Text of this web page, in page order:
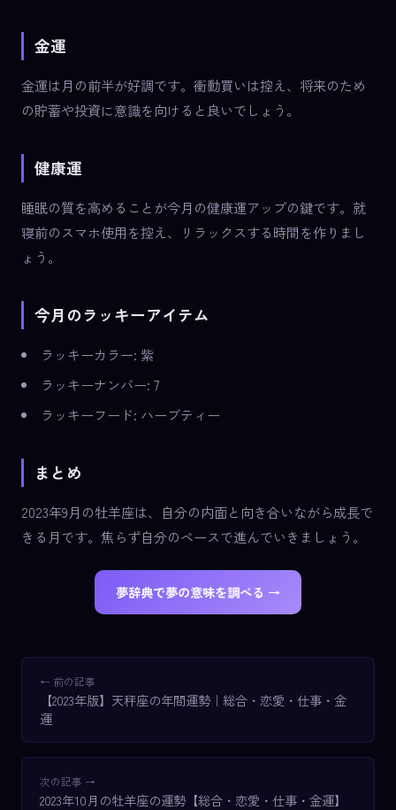
金運
金運は月の前半が好調です。衝動買いは控え、将来のため
の貯蓄や投資に意識を向けると良いでしょう。
健康運
睡眠の質を高めることが今月の健康運アップの鍵です。就
寝前のスマホ使用を控え、リラックスする時間を作りまし
ょう。
今月のラッキーアイテム
ラッキーカラー: 紫
ラッキーナンバー: 7
ラッキーフード: ハーブティー
まとめ
2023年9月の牡羊座は、自分の内面と向き合いながら成長で
きる月です。焦らず自分のペースで進んでいきましょう。
夢辞典で夢の意味を調べる →
← 前の記事
【2023年版】天秤座の年間運勢｜総合・恋愛・仕事・金
運
次の記事 →
2023年10月の牡羊座の運勢【総合・恋愛・仕事・金運】